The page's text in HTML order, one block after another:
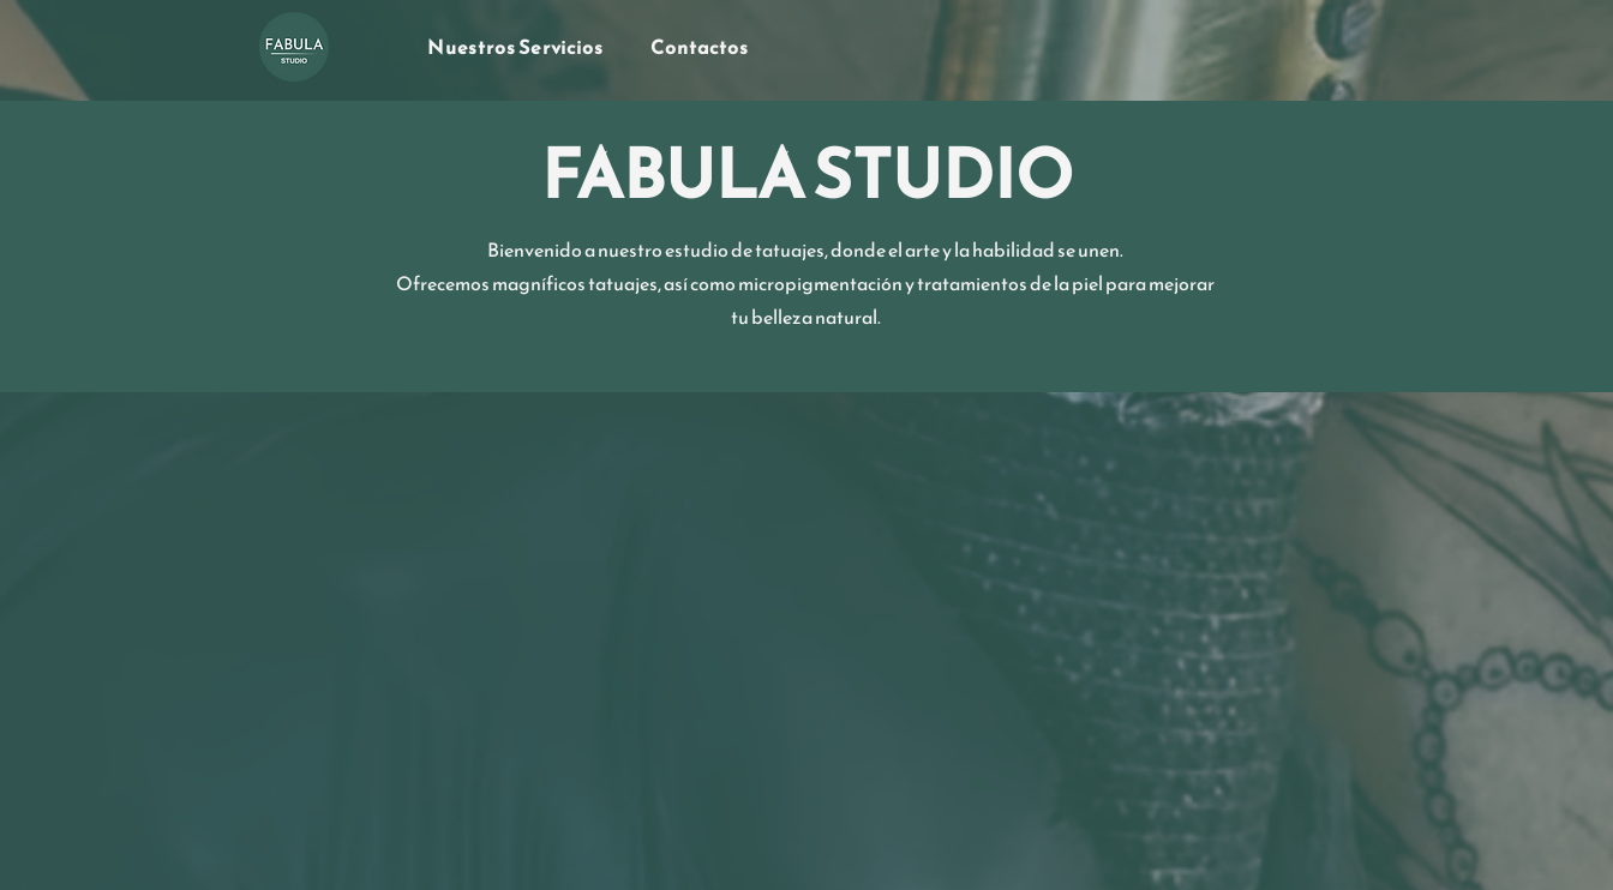
Nuestros Servicios Contactos
FABULA STUDIO
Bienvenido a nuestro estudio de tatuajes, donde el arte y la habilidad se unen.
Ofrecemos magníficos tatuajes, así como micropigmentación y tratamientos de la piel para mejorar
tu belleza natural.